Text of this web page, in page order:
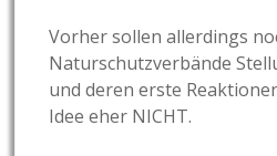
Vorher sollen allerdings
Naturschutzverbände
und deren erste
Idee eher NICHT.